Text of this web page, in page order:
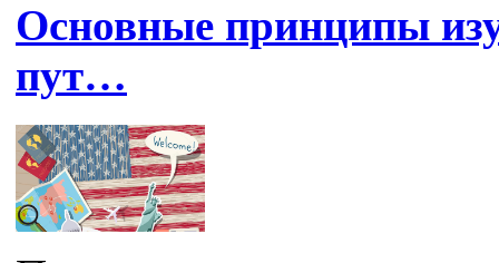
Основные принципы
пут…